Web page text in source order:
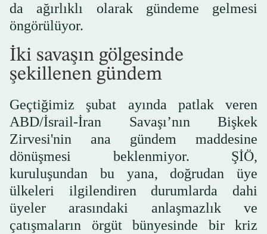
da ağırlıklı olarak gündeme gelmesi
öngörülüyor.
İki savaşın gölgesinde
şekillenen gündem
Geçtiğimiz şubat ayında patlak veren
ABD/İsrail-İran Savaşı’nın Bişkek
Zirvesi'nin ana gündem maddesine
dönüşmesi beklenmiyor. ŞİÖ,
kuruluşundan bu yana, doğrudan üye
ülkeleri ilgilendiren durumlarda dahi
üyeler arasındaki anlaşmazlık ve
çatışmaların örgüt bünyesinde bir kriz